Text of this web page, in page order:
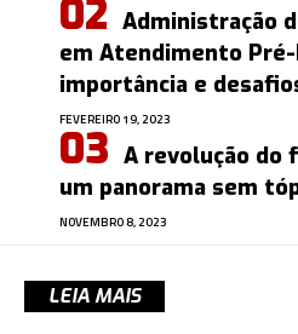
Administração
em Atendimento
importância e
FEVEREIRO 19, 2023
A revolução do
um panorama sem
NOVEMBRO 8, 2023
LEIA MAIS